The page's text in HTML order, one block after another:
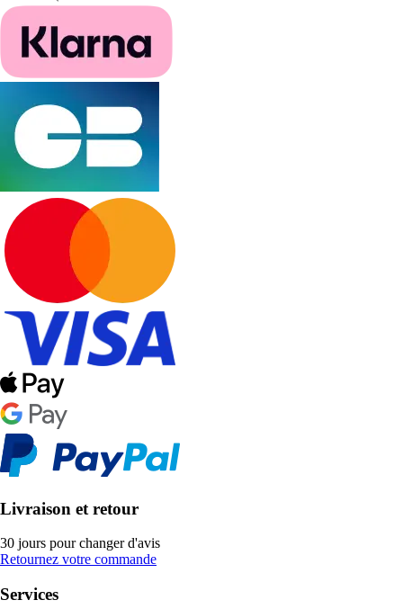
Livraison et retour
30 jours pour changer d'avis
Retournez votre commande
Services